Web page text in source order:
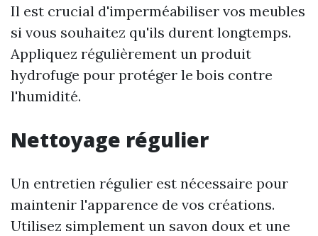
Il est crucial d'imperméabiliser vos meubles
si vous souhaitez qu'ils durent longtemps.
Appliquez régulièrement un produit
hydrofuge pour protéger le bois contre
l'humidité.
Nettoyage régulier
Un entretien régulier est nécessaire pour
maintenir l'apparence de vos créations.
Utilisez simplement un savon doux et une